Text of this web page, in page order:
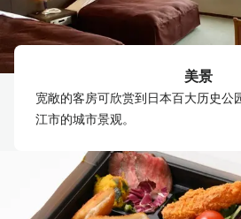
美景
宽敞的客房可欣赏到日本百大历史公
江市的城市景观。